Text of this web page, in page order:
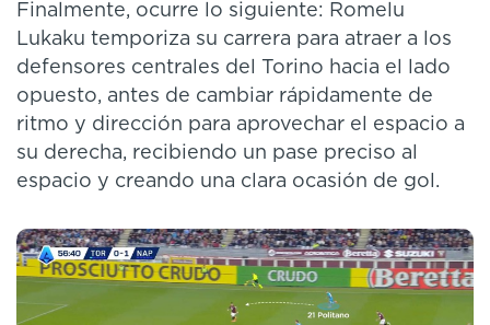
Finalmente, ocurre lo siguiente: Romelu
Lukaku temporiza su carrera para atraer a los
defensores centrales del Torino hacia el lado
opuesto, antes de cambiar rápidamente de
ritmo y dirección para aprovechar el espacio a
su derecha, recibiendo un pase preciso al
espacio y creando una clara ocasión de gol.